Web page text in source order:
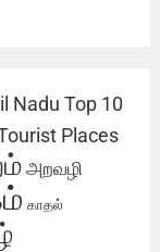
Nadu Top 10
Places
அறவழி
காதல்